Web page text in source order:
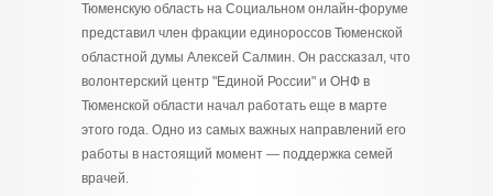
Тюменскую область на Социальном онлайн-форуме
представил член фракции единороссов Тюменской
областной думы Алексей Салмин. Он рассказал, что
волонтерский центр "Единой России" и ОНФ в
Тюменской области начал работать еще в марте
этого года. Одно из самых важных направлений его
работы в настоящий момент — поддержка семей
врачей.